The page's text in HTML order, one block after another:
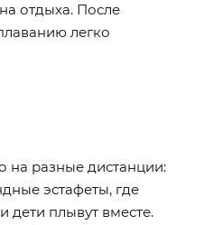
отдыха. После
легко
на разные дистанции:
эстафеты, где
дети плывут вместе.